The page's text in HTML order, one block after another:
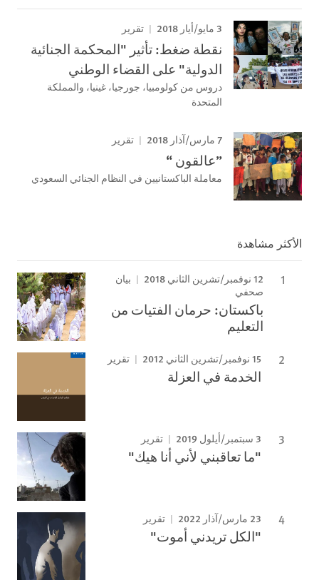
3 مايو/أيار 2018 تقرير
نقطة ضغط: تأثیر "المحكمة الجنائیة
الدولیة" على القضاء الوطني
دروس من كولومبیا، جورجیا، غینیا، والمملكة
المتحدة
7 مارس/آذار 2018 تقرير
”عالقون “
معاملة الباكستانيين في النظام الجنائي السعودي
الأكثر مشاهدة
12 نوفمبر/تشرين الثاني 2018
بيان
صحفي
باكستان: حرمان الفتيات من
التعليم
15 نوفمبر/تشرين الثاني 2012 تقرير
الخدمة في العزلة
3 سبتمبر/أيلول 2019 تقرير
"ما تعاقبني لأني أنا هيك"
23 مارس/آذار 2022 تقرير
"الكل تريدني أموت"